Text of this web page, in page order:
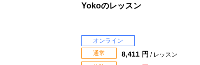
Yokoのレッスン
オンライン
通常
8,411 円 / レッスン